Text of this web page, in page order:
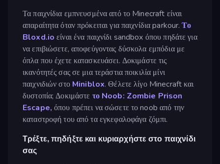
Τα παιχνίδια εμπνευσμένα από το Minecraft είναι
απαραίτητα όταν πρόκειται για παιχνίδια parkour.Το
Bloxd.io είναι ένα παιχνίδι sandbox όπου πηδάτε για
να επιβιώσετε, αποφεύγοντας δύσκολα εμπόδια με
όπλα που έχετε κατασκευάσει. Δοκιμάστε τις
ικανότητές σας σε μια τεράστια ποικιλία μίνι
παιχνιδιών στο Miniblox. Θέλετε λίγο Minecraft και
δυστοπία; Δοκιμάστε το Noob: Zombie Prison
Escape, όπου πρέπει να σώσετε το noob από την
καταστροφή του από τα εγκεφαλοφάγα ζόμπι.
Τρέξτε, πηδήξτε και κυριαρχήστε στο παιχνίδι
σας